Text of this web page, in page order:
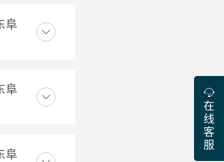
阜
阜
阜
在
线
客
服